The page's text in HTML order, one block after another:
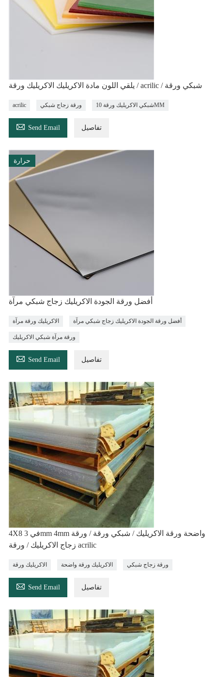
يلقي اللون مادة الاكريليك الاكريليك ورقة / acrilic / شبكي ورقة
acrilic ورقة زجاج شبكي شبكي الاكريليك ورقة 10MM
 Send Email تفاصيل
حرارة
أفضل ورقة الجودة الاكريليك زجاج شبكي مرآة
الاكريليك ورقة مرآة أفضل ورقة الجودة الاكريليك زجاج شبكي مرآة
ورقة مرآة شبكي الاكريليك
 Send Email تفاصيل
4X8 في 3mm 4mm واضحة ورقة الاكريليك / شبكي ورقة / ورقة
زجاج الاكريليك / ورقة acrilic
الاكريليك ورقة الاكريليك ورقة واضحة ورقة زجاج شبكي
 Send Email تفاصيل